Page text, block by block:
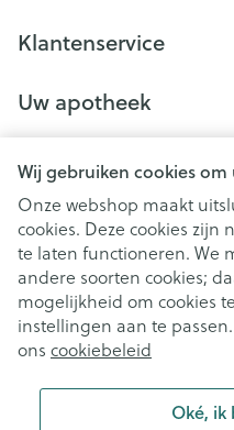
Wij gebruiken cookies
Onze webshop maakt
cookies. Deze cookies zijn
te laten functioneren. We
andere soorten cookies;
mogelijkheid om cookies
instellingen aan te
ons cookiebeleid
Oké,
Klantenservice
Uw apotheek
Juridische links